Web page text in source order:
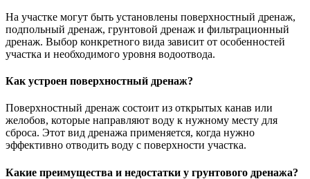
На участке могут быть установлены поверхностный дренаж,
подпольный дренаж, грунтовой дренаж и фильтрационный
дренаж. Выбор конкретного вида зависит от особенностей
участка и необходимого уровня водоотвода.
Как устроен поверхностный дренаж?
Поверхностный дренаж состоит из открытых канав или
желобов, которые направляют воду к нужному месту для
сброса. Этот вид дренажа применяется, когда нужно
эффективно отводить воду с поверхности участка.
Какие преимущества и недостатки у грунтового дренажа?